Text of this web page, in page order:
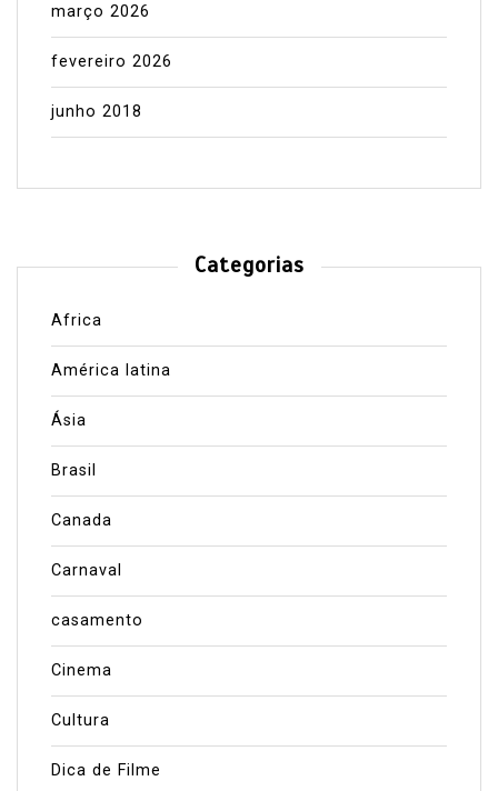
março 2026
fevereiro 2026
junho 2018
Categorias
Africa
América latina
Ásia
Brasil
Canada
Carnaval
casamento
Cinema
Cultura
Dica de Filme